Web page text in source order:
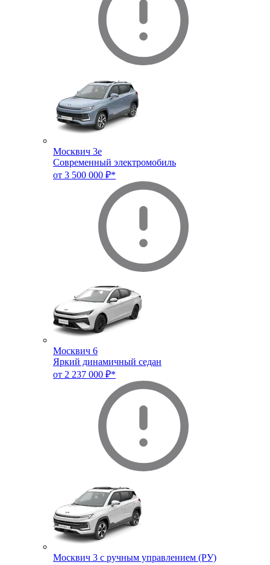
Москвич 3e
Современный электромобиль
от 3 500 000 ₽*
Москвич 6
Яркий динамичный седан
от 2 237 000 ₽*
Москвич 3 с ручным управлением (РУ)